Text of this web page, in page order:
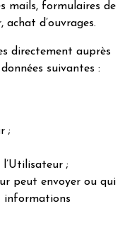
mails, formulaires de
d’ouvrages.
directement auprès
suivantes :
;
;
peut envoyer ou qui
informations